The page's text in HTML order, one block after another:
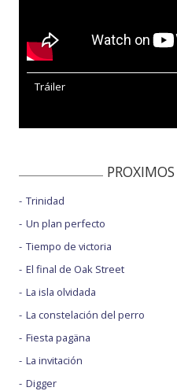
Tráiler
Trinidad
Un plan perfecto
Tiempo de victoria
El final de Oak Street
La isla olvidada
La constelación del perro
Fiesta pagäna
La invitación
Digger